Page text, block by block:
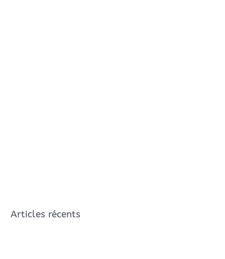
Articles récents